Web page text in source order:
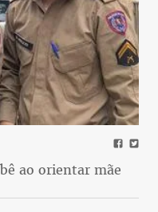
ao orientar mãe